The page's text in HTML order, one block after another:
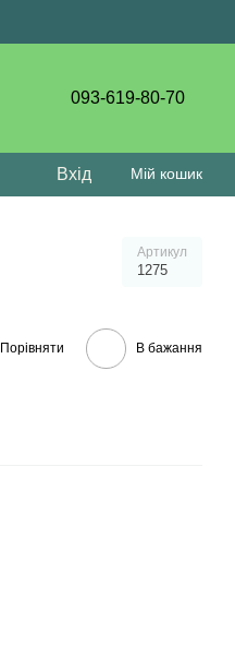
093-619-80-70
Вхід Мій кошик
Артикул
1275
Порівняти В бажання